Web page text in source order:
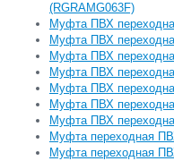
(RGRAMG063F)
Муфта ПВХ
Муфта ПВХ
Муфта ПВХ
Муфта ПВХ
Муфта ПВХ
Муфта ПВХ
Муфта ПВХ
Муфта переходная
Муфта переходная